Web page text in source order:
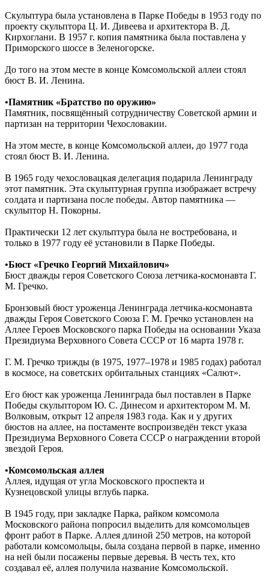
Скульптура была установлена в Парке Победы в 1953 году по
проекту скульптора Ц. И. Дивеева и архитектора В. Д.
Кирхоглани. В 1957 г. копия памятника была поставлена у
Приморского шоссе в Зеленогорске.
До того на этом месте в конце Комсомольской аллеи стоял
бюст В. И. Ленина.
•Памятник «Братство по оружию»
Памятник, посвящённый сотрудничеству Советской армии и
партизан на территории Чехословакии.
На этом месте, в конце Комсомольской аллеи, до 1977 года
стоял бюст В. И. Ленина.
В 1965 году чехословацкая делегация подарила Ленинграду
этот памятник. Эта скульптурная группа изображает встречу
солдата и партизана после победы. Автор памятника —
скульптор Н. Покорны.
Практически 12 лет скульптура была не востребована, и
только в 1977 году её установили в Парке Победы.
•Бюст «Гречко Георгий Михайлович»
Бюст дважды героя Советского Союза летчика-космонавта Г.
М. Гречко.
Бронзовый бюст уроженца Ленинграда летчика-космонавта
дважды Героя Советского Союза Г. М. Гречко установлен на
Аллее Героев Московского парка Победы на основании Указа
Президиума Верховного Совета СССР от 16 марта 1978 г.
Г. М. Гречко трижды (в 1975, 1977–1978 и 1985 годах) работал
в космосе, на советских орбитальных станциях «Салют».
Его бюст как уроженца Ленинграда был поставлен в Парке
Победы скульптором Ю. С. Динесом и архитектором М. М.
Волковым, открыт 12 апреля 1983 года. Как и у других
бюстов на аллее, на постаменте воспроизведён текст указа
Президиума Верховного Совета СССР о награждении второй
звездой Героя.
•Комсомольская аллея
Аллея, идущая от угла Московского проспекта и
Кузнецовской улицы вглубь парка.
В 1945 году, при закладке Парка, райком комсомола
Московского района попросил выделить для комсомольцев
фронт работ в Парке. Аллея длиной 250 метров, на которой
работали комсомольцы, была создана первой в парке, именно
на ней были посажены первые деревья. В честь тех, кто
создавал её, аллея получила название Комсомольской.